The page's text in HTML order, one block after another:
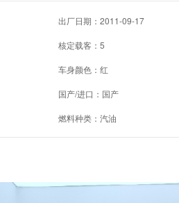
出厂日期：2011-09-17
核定载客：5
车身颜色：红
国产/进口：国产
燃料种类：汽油